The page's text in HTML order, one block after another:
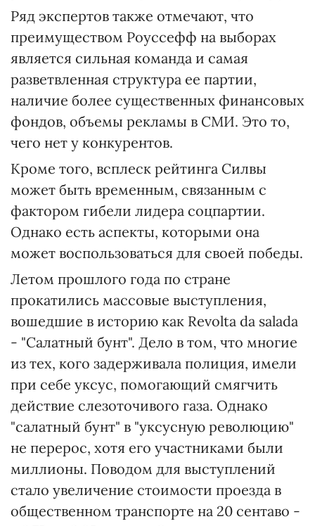
Ряд экспертов также отмечают, что
преимуществом Роуссефф на выборах
является сильная команда и самая
разветвленная структура ее партии,
наличие более существенных финансовых
фондов, объемы рекламы в СМИ. Это то,
чего нет у конкурентов.
Кроме того, всплеск рейтинга Силвы
может быть временным, связанным с
фактором гибели лидера соцпартии.
Однако есть аспекты, которыми она
может воспользоваться для своей победы.
Летом прошлого года по стране
прокатились массовые выступления,
вошедшие в историю как Revolta da salada
- "Салатный бунт". Дело в том, что многие
из тех, кого задерживала полиция, имели
при себе уксус, помогающий смягчить
действие слезоточивого газа. Однако
"салатный бунт" в "уксусную революцию"
не перерос, хотя его участниками были
миллионы. Поводом для выступлений
стало увеличение стоимости проезда в
общественном транспорте на 20 сентаво -